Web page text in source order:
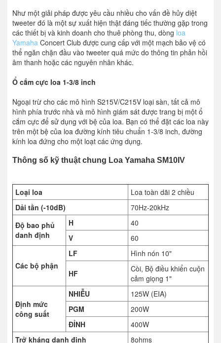
Như một giải pháp được yêu cầu nhiều cho vấn đề hủy diệt
tweeter đó là một sự xuất hiện thật đáng tiếc thường gặp trong
các thiết bị và kinh doanh cho thuê phòng thu, dòng loa
Yamaha Concert Club được cung cấp với một mạch bảo vệ có
thể ngăn chặn đầu vào tweeter quá mức do thông tin phản hồi
âm thanh hoặc các nguyên nhân khác.
Ổ cắm cực loa 1-3/8 inch
Ngoại trừ cho các mô hình S215V/C215V loại sàn, tất cả mô
hình phía trước nhà và mô hình giám sát được trang bị một ổ
cắm cực để sử dụng với bệ của loa. Bạn có thể đặt các loa này
trên một bệ của loa đường kính tiêu chuẩn 1-3/8 inch, đường
kính loa đứng cho một loạt các ứng dụng.
Thông số kỹ thuật chung Loa Yamaha SM10IV
Loại loa
Loa toàn dãi 2 chiều
Dải tần (-10dB)
70Hz-20kHz
Độ bao phủ
danh định
H
40
V
60
Các bộ phận
LF Hình nón 10"
HF
Còi, Bộ điều khiển cuộn
cảm giọng 1"
Định mức
công suất
NHIỄU
125W (EIA)
PGM
200W
ĐỈNH
400W
Trở kháng danh định
8ohms